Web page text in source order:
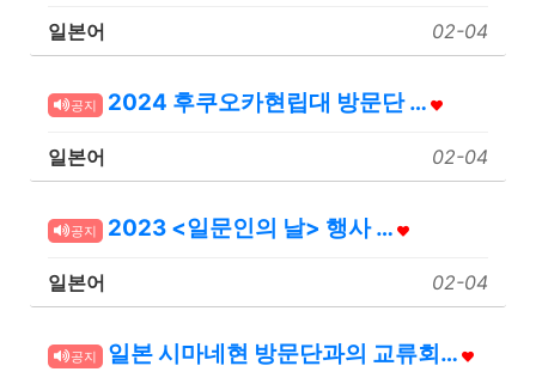
일본어 02-04
공지 2024 후쿠오카현립대 방문단 …
일본어 02-04
공지 2023 <일문인의 날> 행사 …
일본어 02-04
공지 일본 시마네현 방문단과의 교류회…